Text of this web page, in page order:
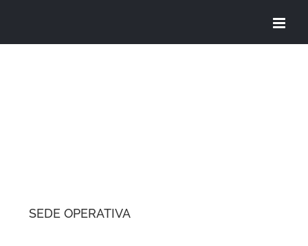
SEDE OPERATIVA